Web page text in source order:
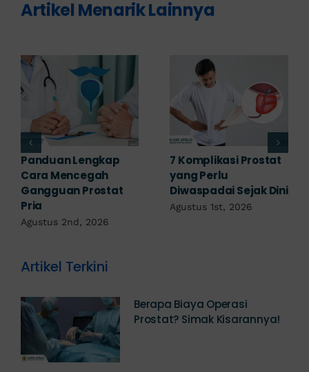
Artikel Menarik Lainnya
Prostat pada Wanita:
Apakah Ada? Ini
Penjelasannya
Juli 25th, 2026
Obat Penyakit
Prostat: Pilihan
Terapi Sesuai
Diagnosis
Artikel Terkini
Berapa Biaya Operasi
Prostat? Simak Kisarannya!